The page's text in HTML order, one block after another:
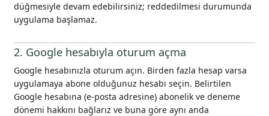
düğmesiyle devam edebilirsiniz; reddedilmesi durumunda
uygulama başlamaz.
2. Google hesabıyla oturum açma
Google hesabınızla oturum açın. Birden fazla hesap varsa
uygulamaya abone olduğunuz hesabı seçin. Belirtilen
Google hesabına (e-posta adresine) abonelik ve deneme
dönemi hakkını bağlarız ve buna göre aynı anda